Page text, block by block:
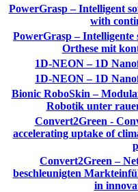
PowerGrasp – Intelligent
with
PowerGrasp –
Orthese mit
1D-NEON – 1D
1D-NEON – 1D
Bionic RoboSkin –
Robotik unter
Convert2Green -
accelerating uptake of
Convert2Green –
beschleunigten
in